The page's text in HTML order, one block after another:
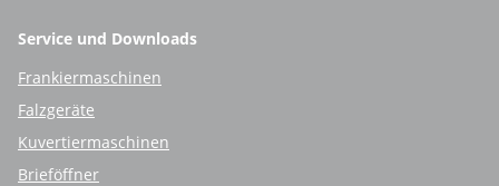
Service und Downloads
Frankiermaschinen
Falzgeräte
Kuvertiermaschinen
Brieföffner